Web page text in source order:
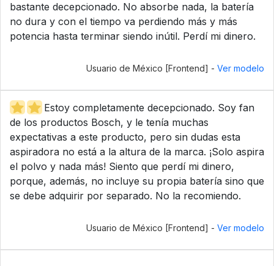
bastante decepcionado. No absorbe nada, la batería
no dura y con el tiempo va perdiendo más y más
potencia hasta terminar siendo inútil. Perdí mi dinero.
Usuario de México [Frontend] - Ver modelo
Estoy completamente decepcionado. Soy fan
de los productos Bosch, y le tenía muchas
expectativas a este producto, pero sin dudas esta
aspiradora no está a la altura de la marca. ¡Solo aspira
el polvo y nada más! Siento que perdí mi dinero,
porque, además, no incluye su propia batería sino que
se debe adquirir por separado. No la recomiendo.
Usuario de México [Frontend] - Ver modelo